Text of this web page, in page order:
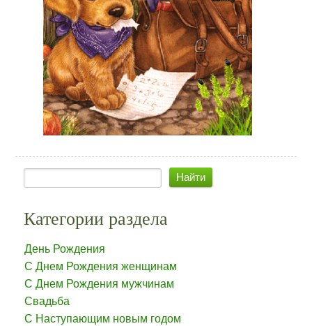
Категории раздела
День Рождения
С Днем Рождения женщинам
С Днем Рождения мужчинам
Свадьба
С Наступающим новым годом